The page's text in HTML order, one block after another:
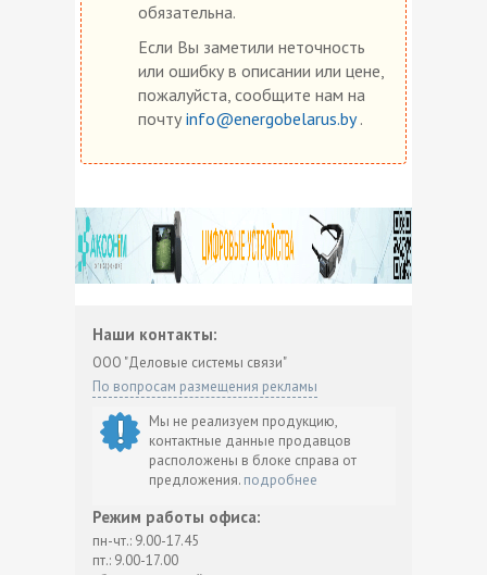
обязательна.
Если Вы заметили неточность
или ошибку в описании или цене,
пожалуйста, сообщите нам на
почту info@energobelarus.by.
Наши контакты:
ООО "Деловые системы связи"
По вопросам размещения рекламы
Мы не реализуем продукцию,
контактные данные продавцов
расположены в блоке справа от
предложения. подробнее
Режим работы офиса:
пн-чт.: 9.00-17.45
пт.: 9.00-17.00